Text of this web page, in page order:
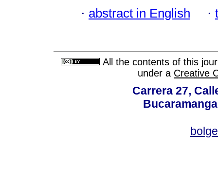
· abstract in English ·
All the contents of this
under a Creative
Carrera 27,